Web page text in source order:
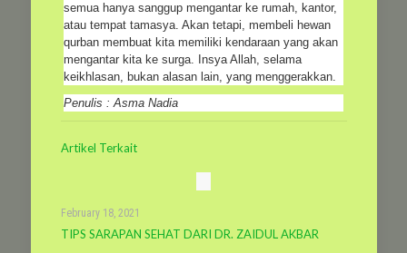
semua hanya sanggup mengantar ke rumah, kantor,
atau tempat tamasya. Akan tetapi, membeli hewan
qurban membuat kita memiliki kendaraan yang akan
mengantar kita ke surga. Insya Allah, selama
keikhlasan, bukan alasan lain, yang menggerakkan.
Penulis : Asma Nadia
Artikel Terkait
February 18, 2021
TIPS SARAPAN SEHAT DARI DR. ZAIDUL AKBAR